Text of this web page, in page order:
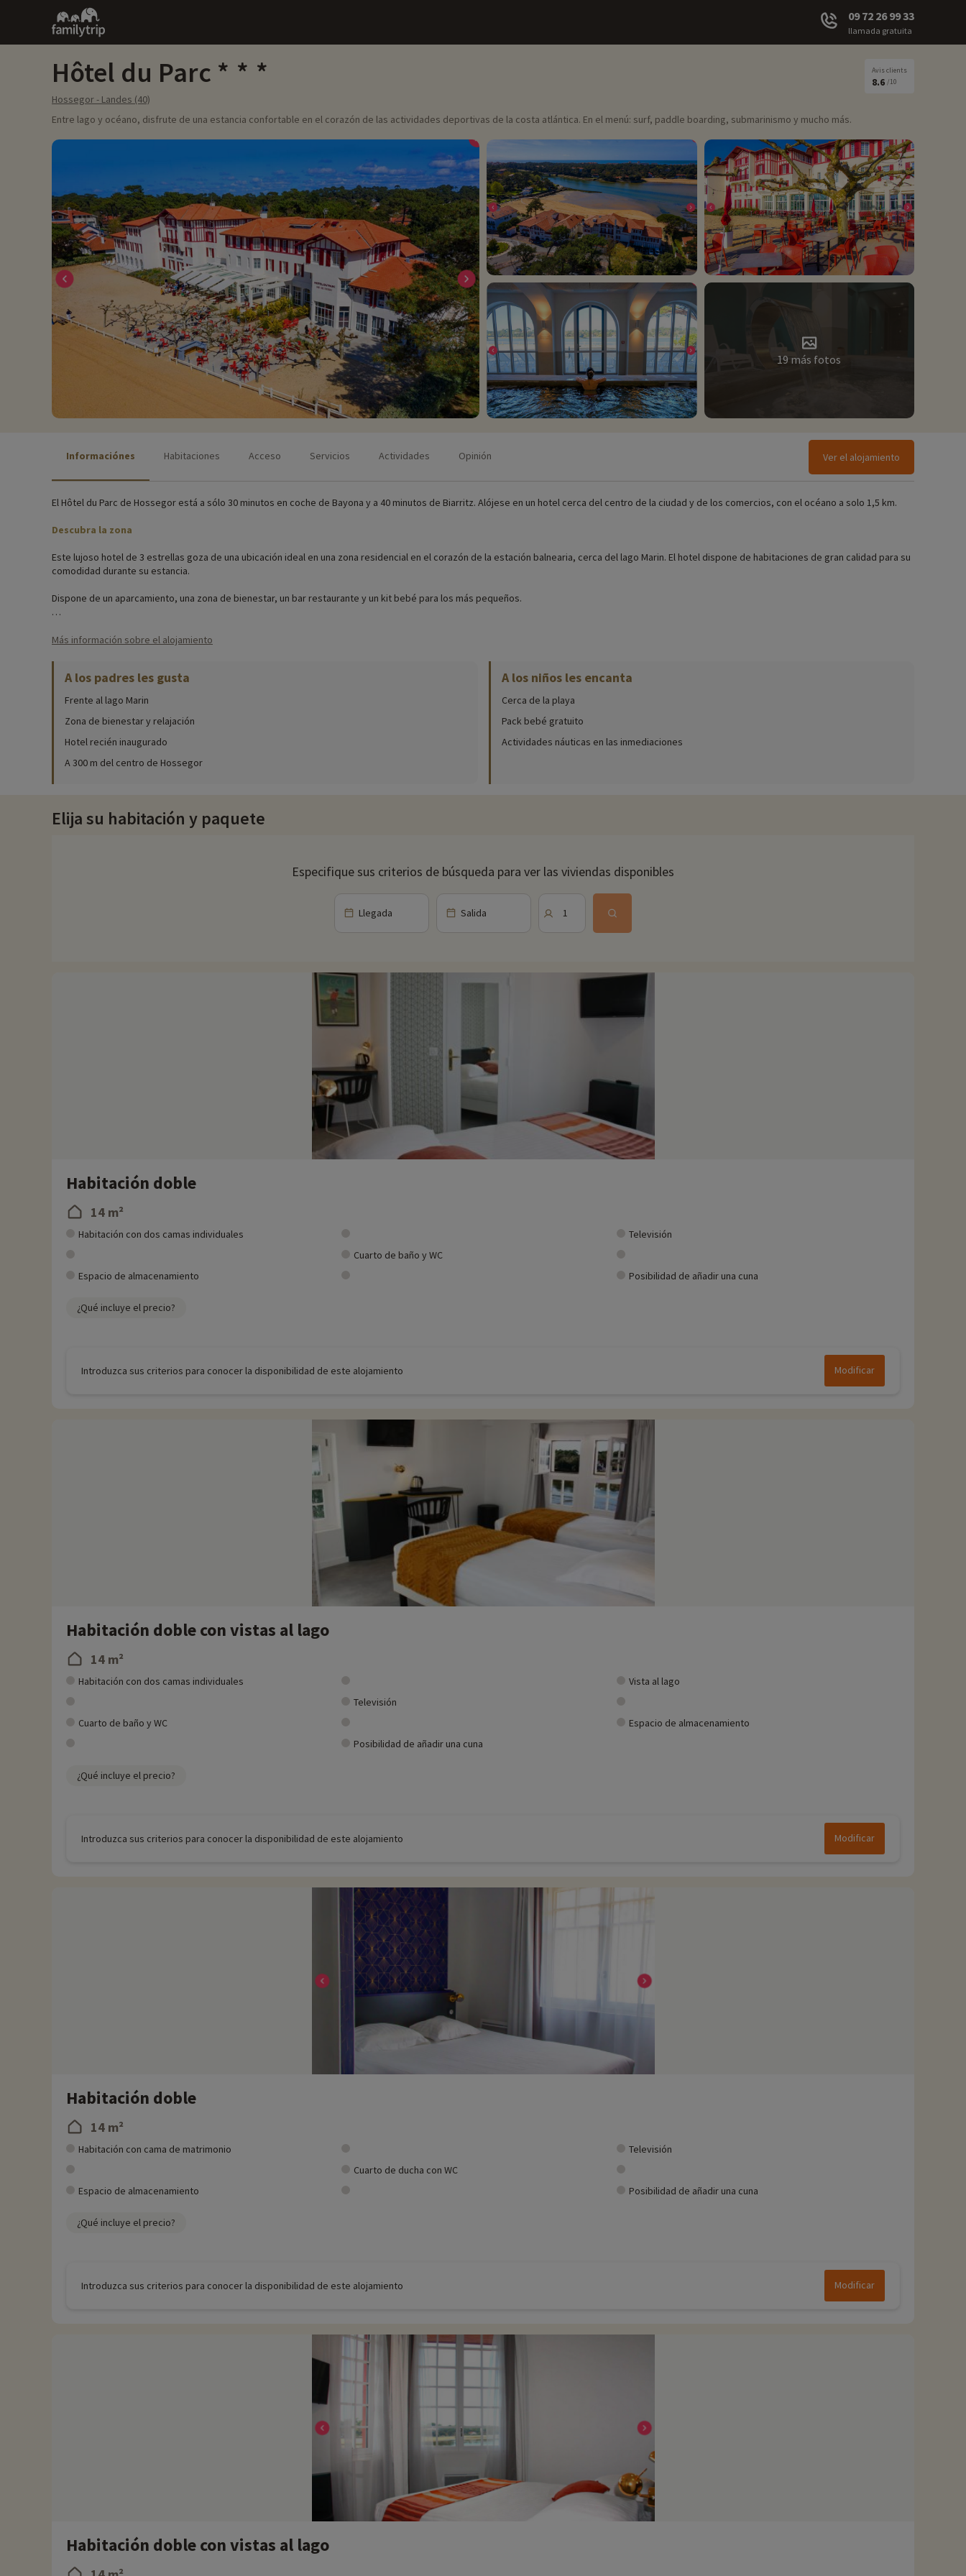
Family
trip
09 72 26 99 33
llamada gratuita
Hôtel du Parc
Hossegor - Landes (40)
Avis clients
8.6 /10
Entre lago y océano, disfrute de una estancia confortable en el corazón de las actividades deportivas de la costa atlántica. En el menú: surf, paddle boarding, submarinismo y mucho más.
19 más fotos
Informaciónes Habitaciones Acceso Servicios Actividades Opinión Ver el alojamiento
El Hôtel du Parc de Hossegor está a sólo 30 minutos en coche de Bayona y a 40 minutos de Biarritz. Alójese en un hotel cerca del centro de la ciudad y de los comercios, con el océano a solo 1,5 km.
Descubra la zona
Este lujoso hotel de 3 estrellas goza de una ubicación ideal en una zona residencial en el corazón de la estación balnearia, cerca del lago Marin. El hotel dispone de habitaciones de gran calidad para su
comodidad durante su estancia.
Dispone de un aparcamiento, una zona de bienestar, un bar restaurante y un kit bebé para los más pequeños.
Acceda al spa Les Bains du Lac para disfrutar de un momento de relajación garantizado. En el programa: sauna, hammam, bañeras de hidromasaje, así como tratamientos y masajes con coste adicional.
Relájese en el solarium de 90 m2 bajo el sol de Hossegor.
El restaurante
Descubra dos restaurantes: La Rotonde y La Belle Epoque. En La Rotonde podrá degustar platos bistronómicos de la región de Las Landas y reservar almuerzos para llevar para sus escapadas. El
restaurante La Belle Epoque, con vistas al lago Marin, sirve un brunch todos los domingos a mediodía.
Aproveche su estancia en Hossegor para explorar los alrededores. Puede visitar ciudades cercanas como Biarritz y Bayona, o adentrarse en la hermosa campiña vasca. Pasee por las calles de
Hossegor para descubrir sus elegantes boutiques y mercados locales. Encontrará ropa de surf, artesanía y mucho más.
haciendo clic aquí!
Más información sobre el alojamiento
A los padres les gusta
Frente al lago Marin
Zona de bienestar y relajación
Hotel recién inaugurado
A 300 m del centro de Hossegor
A los niños les encanta
Cerca de la playa
Pack bebé gratuito
Actividades náuticas en las inmediaciones
Elija su habitación y paquete
Especifique sus criterios de búsqueda para ver las viviendas disponibles
Llegada Salida 1
Habitación doble
14 m²
Habitación con dos camas individuales
Televisión
Cuarto de baño y WC
Espacio de almacenamiento
Posibilidad de añadir una cuna
¿Qué incluye el precio?
Introduzca sus criterios para conocer la disponibilidad de este alojamiento Modificar
Habitación doble con vistas al lago
14 m²
Habitación con dos camas individuales
Vista al lago
Televisión
Cuarto de baño y WC
Espacio de almacenamiento
Posibilidad de añadir una cuna
¿Qué incluye el precio?
Introduzca sus criterios para conocer la disponibilidad de este alojamiento Modificar
Habitación doble
14 m²
Habitación con cama de matrimonio
Televisión
Cuarto de ducha con WC
Espacio de almacenamiento
Posibilidad de añadir una cuna
¿Qué incluye el precio?
Introduzca sus criterios para conocer la disponibilidad de este alojamiento Modificar
Habitación doble con vistas al lago